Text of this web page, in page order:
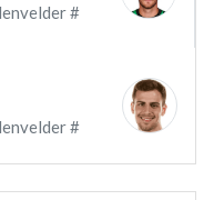
#
#